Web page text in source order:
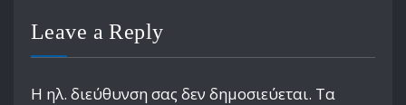
Leave a Reply
Η ηλ. διεύθυνση σας δεν δημοσιεύεται. Τα